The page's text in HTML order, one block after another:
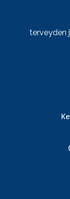
terveyden